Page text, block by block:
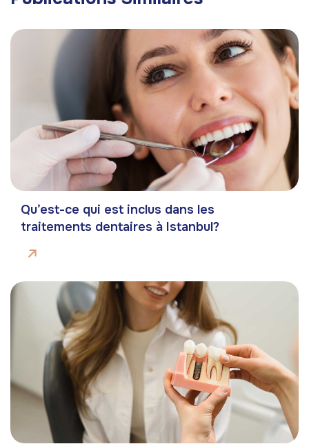
Qu’est-ce qui est inclus dans les
traitements dentaires à Istanbul?